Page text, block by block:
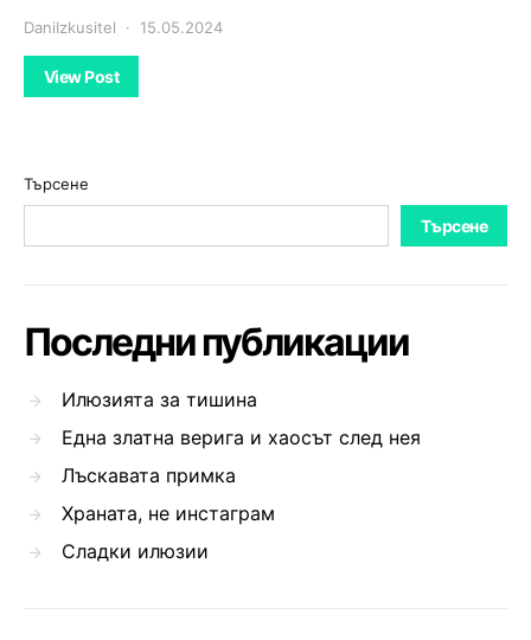
DaniIzkusitel 15.05.2024
View Post
Търсене
Търсене
Последни публикации
Илюзията за тишина
Една златна верига и хаосът след нея
Лъскавата примка
Храната, не инстаграм
Сладки илюзии